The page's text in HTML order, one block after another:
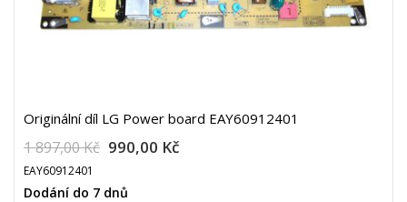
Originální díl LG Power board EAY60912401
1 897,00 Kč 990,00 Kč
EAY60912401
Dodání do 7 dnů